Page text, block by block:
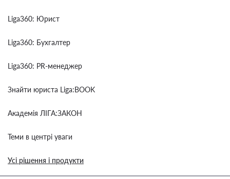
Liga360: Юрист
Liga360: Бухгалтер
Liga360: PR-менеджер
Знайти юриста Liga:BOOK
Академія ЛІГА:ЗАКОН
Теми в центрі уваги
Усі рішення і продукти